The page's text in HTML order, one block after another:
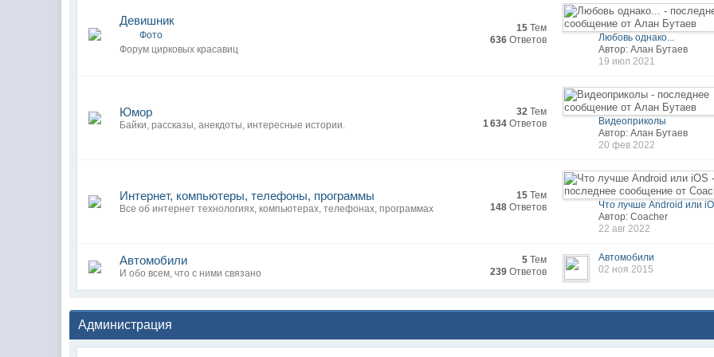
Девишник
Фото
Форум цирковых красавиц
15 Тем
636 Ответов
Любовь однако...
Автор: Алан Бутаев
19 июл 2021
Юмор
Байки, рассказы, анекдоты, интересные истории.
32 Тем
1 634 Ответов
Видеоприколы
Автор: Алан Бутаев
20 фев 2022
Интернет, компьютеры, телефоны, программы
Все об интернет технологиях, компьютерах, телефонах, программах
15 Тем
148 Ответов
Что лучше Android или
Автор: Coacher
22 авг 2022
Автомобили
И обо всем, что с ними связано
5 Тем
239 Ответов
Автомобили
02 ноя 2015
Администрация